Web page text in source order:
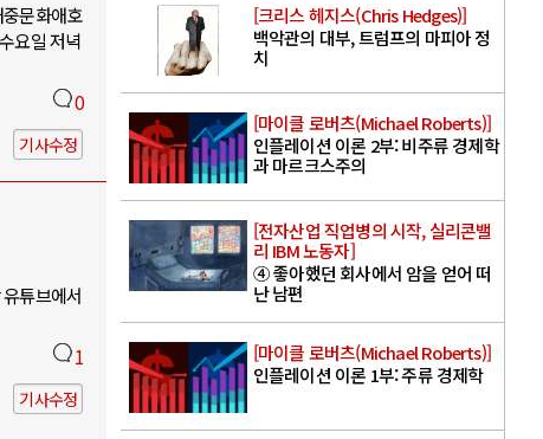
문화애호
요일 저녁
0
기사수정
튜브에서
1
기사수정
[크리스 헤지스(Chris Hedges)]
백악관의 대부, 트럼프의 마피아 정
치
[마이클 로버츠(Michael Roberts)]
인플레이션 이론 2부: 비주류 경제학
과 마르크스주의
[전자산업 직업병의 시작, 실리콘밸
리 IBM 노동자]
④ 좋아했던 회사에서 암을 얻어 떠
난 남편
[마이클 로버츠(Michael Roberts)]
인플레이션 이론 1부: 주류 경제학